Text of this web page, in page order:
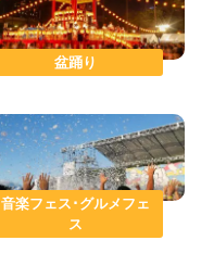
盆踊り
音楽フェス･グルメフェ
ス